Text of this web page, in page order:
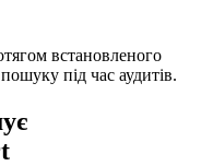
встановленого
під час аудитів.